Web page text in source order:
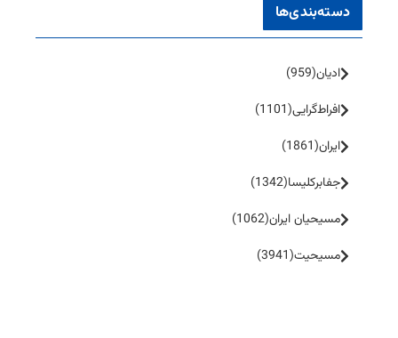
دسته‌بندی‌ها
ادیان(959)
افراط‌گرایی(1101)
ایران(1861)
جفا‌بر‌کلیسا(1342)
مسیحیان ایران(1062)
مسیحیت(3941)